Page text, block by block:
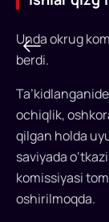
Unda okrug
berdi.
ochiqlik,
qilgan holda
saviyada
komissiyasi
oshirilmoqda.